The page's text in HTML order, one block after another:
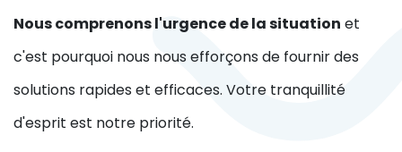
Nous comprenons l'urgence de la situation et
c'est pourquoi nous nous efforçons de fournir des
solutions rapides et efficaces. Votre tranquillité
d'esprit est notre priorité.